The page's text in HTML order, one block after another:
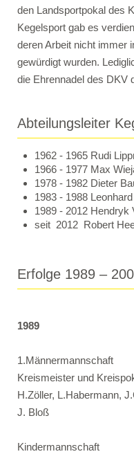
den Landsportpokal des
Kegelsport gab es
deren Arbeit nicht immer
gewürdigt wurden.
die Ehrennadel des DKV
Abteilungsleiter
1962 - 1965 Rudi
1966 - 1977 Max
1978 - 1982 Dieter
1983 - 1988
1989 - 2012 Hendryk
seit 2012 Robert
Erfolge 1989 –
1989
1.Männermannschaft
Kreismeister und
H.Zöller, L.Habermann,
J. Bloß
Kindermannschaft